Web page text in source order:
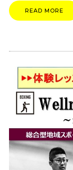
READ MORE